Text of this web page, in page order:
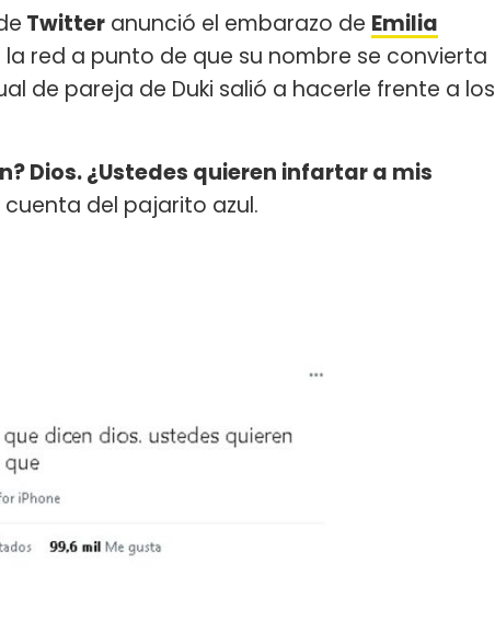
Twitter anunció el embarazo de Emilia
red a punto de que su nombre se convierta
de pareja de Duki salió a hacerle frente a los
Dios. ¿Ustedes quieren infartar a mis
cuenta del pajarito azul.